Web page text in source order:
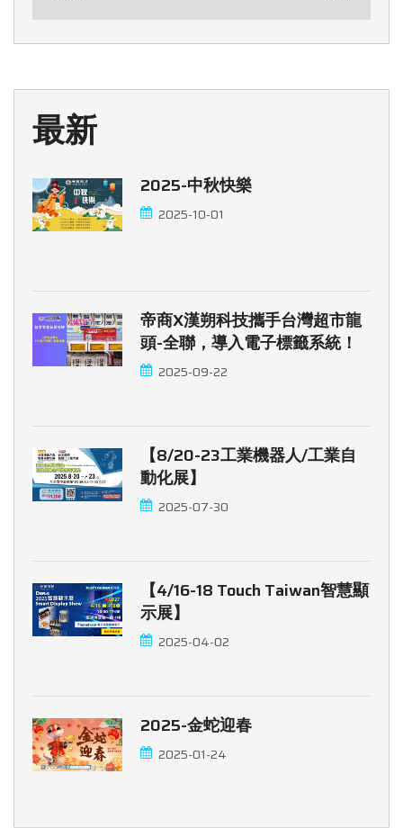
最新
2025-中秋快樂
2025-10-01
帝商x漢朔科技攜手台灣超市龍
頭-全聯，導入電子標籤系統！
2025-09-22
【8/20-23工業機器人/工業自
動化展】
2025-07-30
【4/16-18 Touch Taiwan智慧顯
示展】
2025-04-02
2025-金蛇迎春
2025-01-24